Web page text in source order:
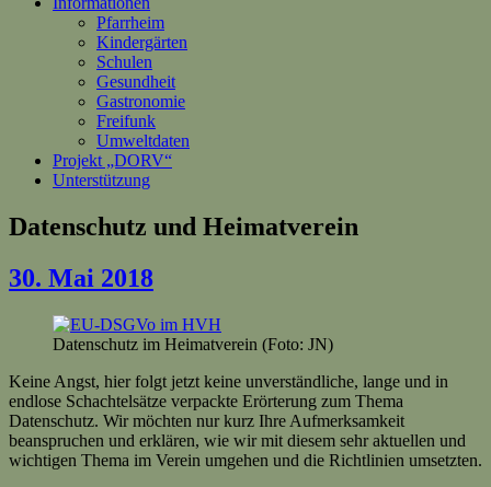
Pfarrheim
Kindergärten
Schulen
Gesundheit
Gastronomie
Freifunk
Umweltdaten
Projekt „DORV“
Unterstützung
Datenschutz und Heimatverein
30. Mai 2018
Datenschutz im Heimatverein (Foto: JN)
Keine Angst, hier folgt jetzt keine unverständliche, lange und in
endlose Schachtelsätze verpackte Erörterung zum Thema
Datenschutz. Wir möchten nur kurz Ihre Aufmerksamkeit
beanspruchen und erklären, wie wir mit diesem sehr aktuellen und
wichtigen Thema im Verein umgehen und die Richtlinien umsetzten.